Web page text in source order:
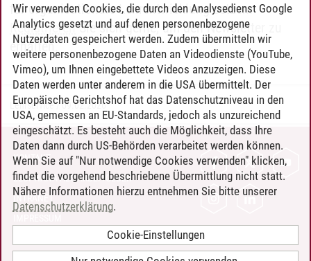
für organisationale Lehrentwicklung setzen.
RegistrierenSie sich gerne, um den Newsletter zu
erhalten.
Lehrservice/09.02.2026
KONTAKT
LEUPHANA ALS ARBEITGEBER
INTRANET
BARRIEREFREIHEIT
Wir verwenden Cookies, die durch den Analysedienst Google
Analytics gesetzt und auf denen personenbezogene
Nutzerdaten gespeichert werden. Zudem übermitteln wir
weitere personenbezogene Daten an Videodienste (YouTube,
Vimeo), um Ihnen eingebettete Videos anzuzeigen. Diese
Daten werden unter anderem in die USA übermittelt. Der
Europäische Gerichtshof hat das Datenschutzniveau in den
USA, gemessen an EU-Standards, jedoch als unzureichend
eingeschätzt. Es besteht auch die Möglichkeit, dass Ihre
Daten dann durch US-Behörden verarbeitet werden können.
Wenn Sie auf "Nur notwendige Cookies verwenden" klicken,
findet die vorgehend beschriebene Übermittlung nicht statt.
Nähere Informationen hierzu entnehmen Sie bitte unserer
Datenschutzerklärung.
Cookie-Einstellungen